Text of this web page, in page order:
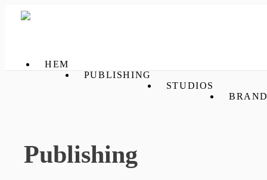
HEM
PUBLISHING
STUDIOS
Publishing